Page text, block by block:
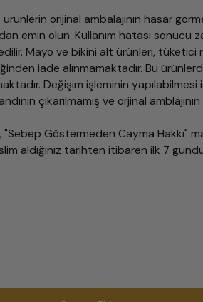
orijinal ambalajının hasar
emin olun. Kullanım hatası sonucu
Mayo ve bikini alt ürünleri, tüketici
iade alınmamaktadır. Bu
Değişim işleminin yapılabilmesi
çıkarılmamış ve orjinal
Göstermeden Cayma Hakkı"
aldığınız tarihten itibaren ilk 7